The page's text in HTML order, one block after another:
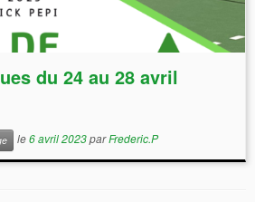
du 24 au 28 avril
le6 avril 2023parFrederic.P